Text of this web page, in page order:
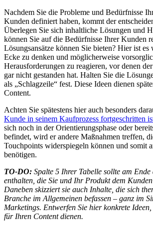
Nachdem Sie die Probleme und Bedürfnisse
Kunden definiert haben, kommt der
Überlegen Sie sich inhaltliche Lösungen und
können Sie auf die Bedürfnisse Ihrer Kunden
Lösungsansätze können Sie bieten? Hier ist
Ecke zu denken und möglicherweise
Herausforderungen zu reagieren, vor denen
gar nicht gestanden hat. Halten Sie die
als „Schlagzeile“ fest. Diese Ideen dienen
Content.
Achten Sie spätestens hier auch besonders
Kunde in seinem Kaufprozess fortgeschritten
sich noch in der Orientierungsphase oder
befindet, wird er andere Maßnahmen treffen,
Touchpoints widerspiegeln können und somit
benötigen.
TO-DO: Spalte 5 Ihrer Tabelle sollte am Ende
enthalten, die Sie und Ihr Produkt dem
Daneben skizziert sie auch Inhalte, die sich
Branche im Allgemeinen befassen – ganz im
Marketings. Entwerfen Sie hier konkrete
für Ihren Content dienen.